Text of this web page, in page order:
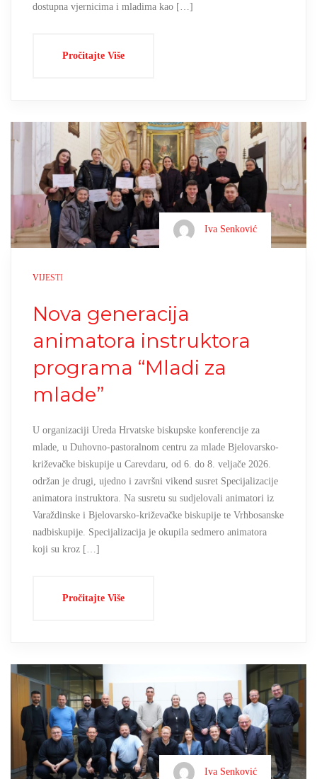
dostupna vjernicima i mladima kao […]
Pročitajte Više
Iva Senković
VIJESTI
Nova generacija
animatora instruktora
programa “Mladi za
mlade”
U organizaciji Ureda Hrvatske biskupske konferencije za
mlade, u Duhovno-pastoralnom centru za mlade Bjelovarsko-
križevačke biskupije u Carevdaru, od 6. do 8. veljače 2026.
održan je drugi, ujedno i završni vikend susret Specijalizacije
animatora instruktora. Na susretu su sudjelovali animatori iz
Varaždinske i Bjelovarsko-križevačke biskupije te Vrhbosanske
nadbiskupije. Specijalizacija je okupila sedmero animatora
koji su kroz […]
Pročitajte Više
Iva Senković